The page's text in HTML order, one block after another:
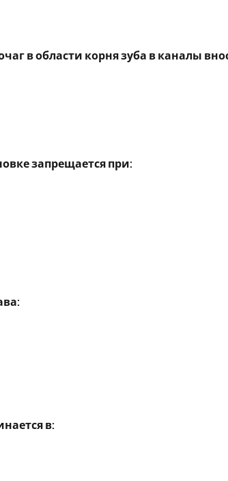
в области корня зуба в каналы
запрещается при:
в: